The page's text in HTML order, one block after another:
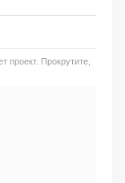
проект. Прокрутите,